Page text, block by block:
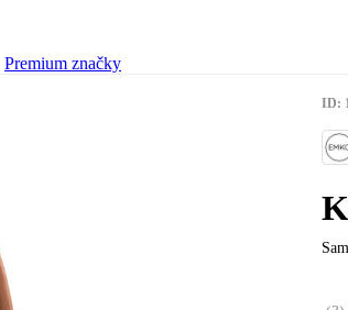
Premium značky
ID: